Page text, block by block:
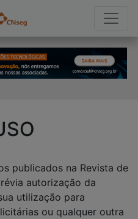
publicados na Revista de
autorização da
utilização para
ou qualquer outra